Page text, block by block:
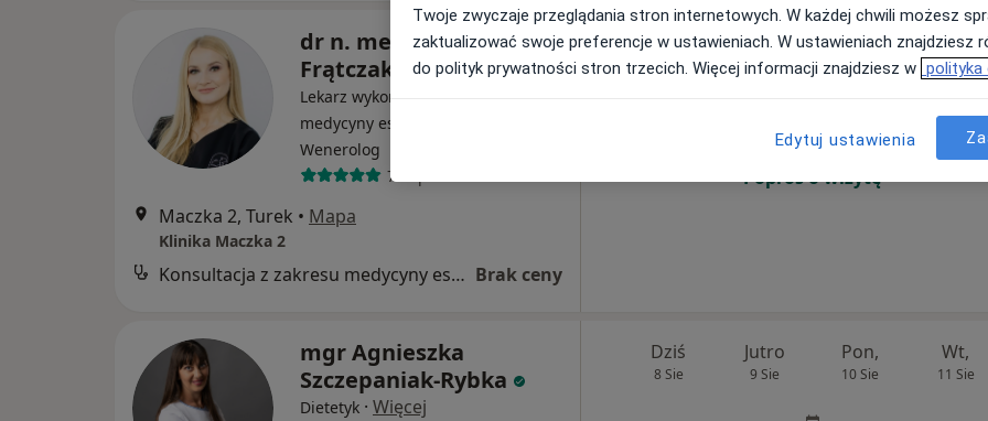
dr n. med. Aleksandra
Frątczak
Lekarz wykonujący zabiegi
medycyny estetycznej, Dermatolog,
Wenerolog
74 opinie
Maczka 2, Turek • Mapa
Klinika Maczka 2
Konsultacja z zakresu medycyny estetycznej Brak ceny
Dziś
8 Sie
Jutro
9 Sie
Pon,
10 Sie
Wt,
11 Sie
Umawianie online nie jest dostępne
Poproś o wizytę
mgr Agnieszka
Szczepaniak-Rybka
Dietetyk · Więcej
Dziś
8 Sie
Jutro
9 Sie
Pon,
10 Sie
Wt,
11 Sie
Twoje zwyczaje przeglądania stron internetowych. W każdej chwili możesz
zaktualizować swoje preferencje w ustawieniach. W ustawieniach znajdziesz
do polityk prywatności stron trzecich. Więcej informacji znajdziesz w polityka
Edytuj ustawienia